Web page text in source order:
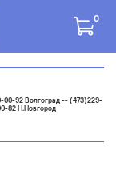
0
00-92 Волгоград -- (473)229-
82 Н.Новгород